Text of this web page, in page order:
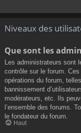
Niveaux des
Que sont les
Les administrateurs sont
contrôle sur le forum.
opérations du forum,
bannissement
modérateurs, etc. Ils
l’ensemble des forums.
le fondateur du forum.
Haut